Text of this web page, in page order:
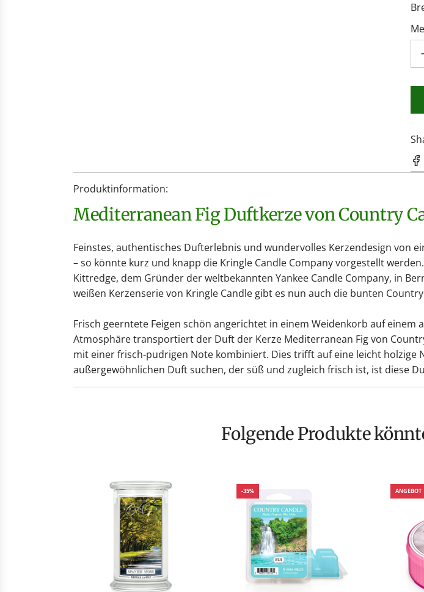
Produktinformation:
Mediterranean Fig Duftkerze von Country
Feinstes, authentisches Dufterlebnis und wundervolles Kerzendesign von
– so könnte kurz und knapp die Kringle Candle Company vorgestellt
Kittredge, dem Gründer der weltbekannten Yankee Candle Company, in
weißen Kerzenserie von Kringle Candle gibt es nun auch die bunten
Frisch geerntete Feigen schön angerichtet in einem Weidenkorb auf
Atmosphäre transportiert der Duft der Kerze Mediterranean Fig von
mit einer frisch-pudrigen Note kombiniert. Dies trifft auf eine leicht
außergewöhnlichen Duft suchen, der süß und zugleich frisch ist, ist diese
Folgende Produkte
-35% ANGEBOT